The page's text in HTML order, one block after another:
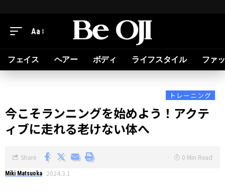
Aa
フェイス ヘアー ボディ ライフスタイル ファ
トレーニング
今こそランニングを始めよう！アクテ
ィブに走れる老けない体へ
Miki Matsuoka 2024.3.1
Share 0 Min Read